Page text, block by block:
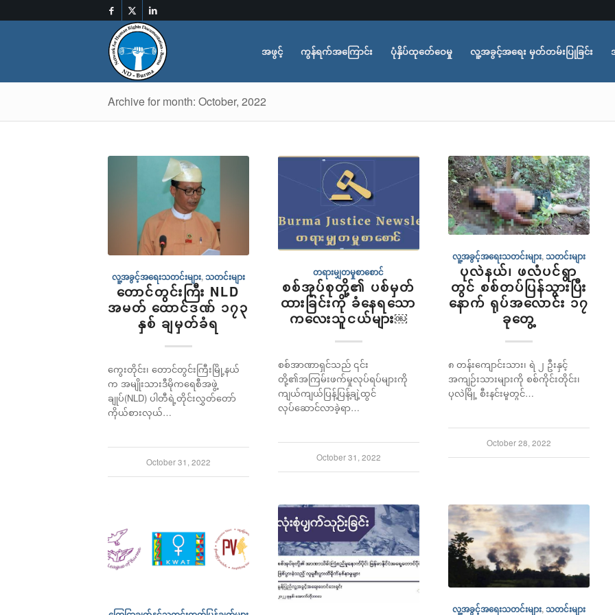
အဖွင့် ကွန်ရက်အကြောင်း ပုံနှိပ်ထုတ်ေဝေမှု လူ့အခွင့်အရေး မှတ်တမ်းပြုခြင်း
Archive for month: October, 2022
လူ့အခွင့်အရေးသတင်းများ,သတင်းများ
တောင်တွင်းကြီး NLD
အမတ် ထောင်ဒဏ် ၁၇၃
နှစ် ချမှတ်ခံရ
ကွေးတိုင်း၊ တောင်တွင်းကြီးမြို့နယ်
က အမျိုးသားဒီမိုကရေစီအဖွဲ့
ချုပ်(NLD) ပါတီရဲ့တိုင်းလွှတ်တော်
ကိုယ်စားလှယ်…
October 31, 2022
တရားမျှတမှုစာစောင်
စစ်အုပ်စုတို့၏ ပစ်မှတ်
ထားခြင်းကို ခံနေရသော
ကလေးသူငယ်များ￼
စစ်အာဏာရှင်သည် ၎င်း
တို့၏အကြမ်းဖက်မှုလုပ်ရပ်များကို
ကျယ်ကျယ်ပြန့်ပြန့်ချဲ့ထွင်
လုပ်ဆောင်လာခဲ့ရာ…
October 31, 2022
လူ့အခွင့်အရေးသတင်းများ,သတင်းများ
ပုလဲနယ်၊ ဖလံပင်ရွာ
တွင် စစ်တပ်ပြန်သွားပြီး
နောက် ရုပ်အလောင်း ၁၇
ခုတွေ့
၈ တန်းကျောင်းသား၊ ရဲ ၂ ဦးနှင့်
အကျဉ်းသားများကို စစ်ကိုင်းတိုင်း၊
ပုလဲမြို့ စီးနင်းမှုတွင်…
October 28, 2022
လူ့အခွင့်အရေးသတင်းများ,သတင်းများ